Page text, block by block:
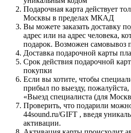
Подарочная карта действует
Москвы в пределах МКАД
Вы можете заказать доставку
адрес или на адрес человека,
подарок. Возможен самовывоз
Доставка подарочной карты
Срок действия подарочной
покупки
Если вы хотите, чтобы
прибыл по выезду, пожалуйста,
«Выезд специалиста (для
Проверить, что подарили
44sound.ru/GIFT , введя
активации.